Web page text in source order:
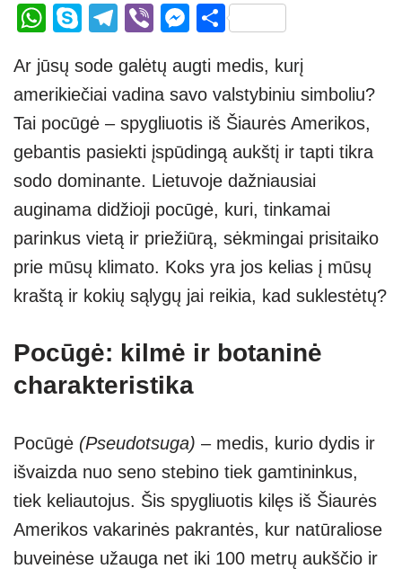
W
at
s
A
p
p
S
p
e
T
e
gr
a
m
Vi
er
M
ss
e
n
g
er
S
ar
e
Ar jūsų sode galėtų augti medis, kurį
amerikiečiai vadina savo valstybiniu simboliu?
Tai pocūgė – spygliuotis iš Šiaurės Amerikos,
gebantis pasiekti įspūdingą aukštį ir tapti tikra
sodo dominante. Lietuvoje dažniausiai
auginama didžioji pocūgė, kuri, tinkamai
parinkus vietą ir priežiūrą, sėkmingai prisitaiko
prie mūsų klimato. Koks yra jos kelias į mūsų
kraštą ir kokių sąlygų jai reikia, kad suklestėtų?
Pocūgė: kilmė ir botaninė
charakteristika
Pocūgė (Pseudotsuga) – medis, kurio dydis ir
išvaizda nuo seno stebino tiek gamtininkus,
tiek keliautojus. Šis spygliuotis kilęs iš Šiaurės
Amerikos vakarinės pakrantės, kur natūraliose
buveinėse užauga net iki 100 metrų aukščio ir